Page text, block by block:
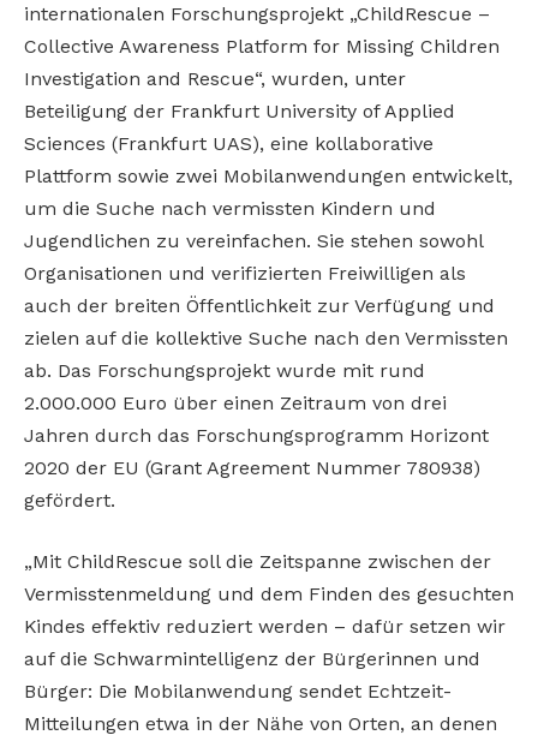
internationalen Forschungsprojekt „ChildRescue –
Collective Awareness Platform for Missing Children
Investigation and Rescue“, wurden, unter
Beteiligung der Frankfurt University of Applied
Sciences (Frankfurt UAS), eine kollaborative
Plattform sowie zwei Mobilanwendungen entwickelt,
um die Suche nach vermissten Kindern und
Jugendlichen zu vereinfachen. Sie stehen sowohl
Organisationen und verifizierten Freiwilligen als
auch der breiten Öffentlichkeit zur Verfügung und
zielen auf die kollektive Suche nach den Vermissten
ab. Das Forschungsprojekt wurde mit rund
2.000.000 Euro über einen Zeitraum von drei
Jahren durch das Forschungsprogramm Horizont
2020 der EU (Grant Agreement Nummer 780938)
gefördert.
„Mit ChildRescue soll die Zeitspanne zwischen der
Vermisstenmeldung und dem Finden des gesuchten
Kindes effektiv reduziert werden – dafür setzen wir
auf die Schwarmintelligenz der Bürgerinnen und
Bürger: Die Mobilanwendung sendet Echtzeit-
Mitteilungen etwa in der Nähe von Orten, an denen